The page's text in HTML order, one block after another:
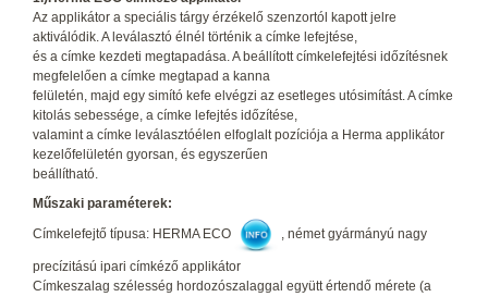
Az applikátor a speciális tárgy érzékelő szenzortól kapott jelre
aktiválódik. A leválasztó élnél történik a címke lefejtése,
és a címke kezdeti megtapadása. A beállított címkelefejtési időzítésnek
megfelelően a címke megtapad a kanna
felületén, majd egy simító kefe elvégzi az esetleges utósimítást. A címke
kitolás sebessége, a címke lefejtés időzítése,
valamint a címke leválasztóélen elfoglalt pozíciója a Herma applikátor
kezelőfelületén gyorsan, és egyszerűen
beállítható.
Műszaki paraméterek:
Címkelefejtő típusa: HERMA ECO , német gyármányú nagy
precízitású ipari címkéző applikátor
Címkeszalag szélesség hordozószalaggal együtt értendő mérete (a